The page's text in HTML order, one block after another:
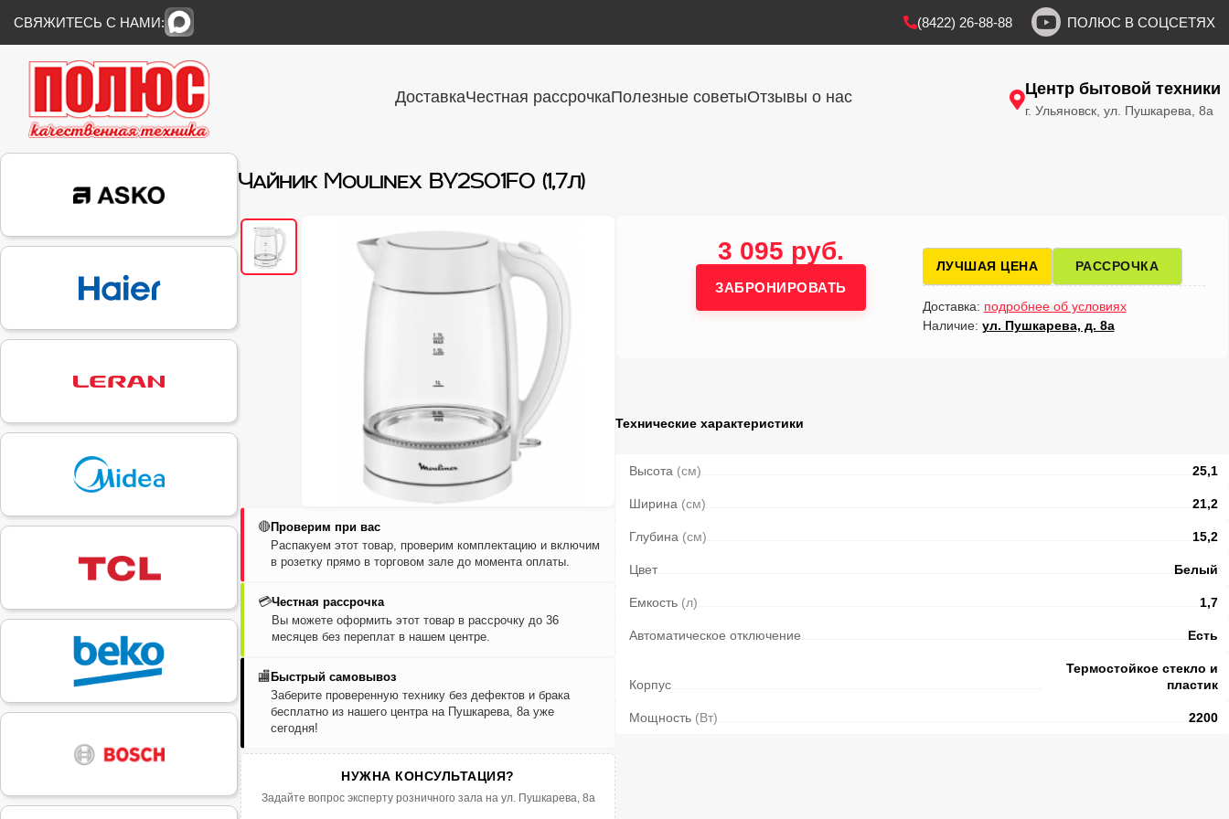
СВЯЖИТЕСЬ С НАМИ: (8422) 26-88-88 ПОЛЮС В СОЦСЕТЯХ
ДоставкаЧестная рассрочкаПолезные советыОтзывы о нас Центр бытовой техники
г. Ульяновск, ул. Пушкарева, 8а
Чайник Moulinex BY2S01F0 (1,7л)
🔴Проверим при вас
Распакуем этот товар, проверим комплектацию и включим
в розетку прямо в торговом зале до момента оплаты.
💳Честная рассрочка
Вы можете оформить этот товар в рассрочку до 36
месяцев без переплат в нашем центре.
🏬 Быстрый самовывоз
Заберите проверенную технику без дефектов и брака
бесплатно из нашего центра на Пушкарева, 8а уже
сегодня!
НУЖНА КОНСУЛЬТАЦИЯ?
Задайте вопрос эксперту розничного зала на ул. Пушкарева, 8а
3 095 руб.
ЗАБРОНИРОВАТЬ
ЛУЧШАЯ ЦЕНА РАССРОЧКА
Доставка: подробнее об условиях
Наличие: ул. Пушкарева, д. 8а
Технические характеристики
Высота (см) 25,1
Ширина (см) 21,2
Глубина (см) 15,2
Цвет Белый
Емкость (л) 1,7
Автоматическое отключение Есть
Корпус
Термостойкое стекло и
пластик
Мощность (Вт) 2200